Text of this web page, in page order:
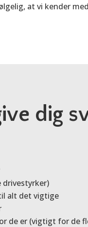
at vi kender
dig
drivestyrker)
alt det vigtige
de er (vigtigt for de